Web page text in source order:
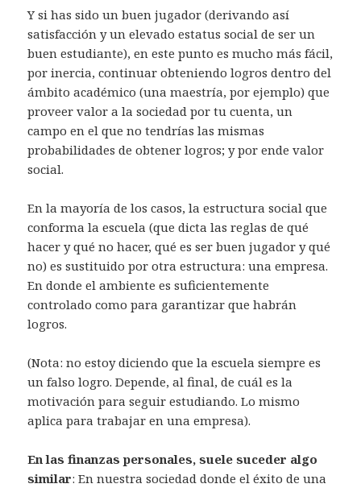
Y si has sido un buen jugador (derivando así
satisfacción y un elevado estatus social de ser un
buen estudiante), en este punto es mucho más fácil,
por inercia, continuar obteniendo logros dentro del
ámbito académico (una maestría, por ejemplo) que
proveer valor a la sociedad por tu cuenta, un
campo en el que no tendrías las mismas
probabilidades de obtener logros; y por ende valor
social.
En la mayoría de los casos, la estructura social que
conforma la escuela (que dicta las reglas de qué
hacer y qué no hacer, qué es ser buen jugador y qué
no) es sustituido por otra estructura: una empresa.
En donde el ambiente es suficientemente
controlado como para garantizar que habrán
logros.
(Nota: no estoy diciendo que la escuela siempre es
un falso logro. Depende, al final, de cuál es la
motivación para seguir estudiando. Lo mismo
aplica para trabajar en una empresa).
En las finanzas personales, suele suceder algo
similar: En nuestra sociedad donde el éxito de una